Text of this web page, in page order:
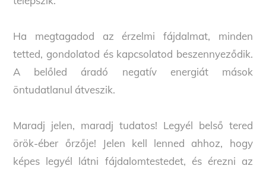
Ha megtagadod az érzelmi fájdalmat, minden
tetted, gondolatod és kapcsolatod beszennyeződik.
A belőled áradó negatív energiát mások
öntudatlanul átveszik.
Maradj jelen, maradj tudatos! Legyél belső tered
örök-éber őrzője! Jelen kell lenned ahhoz, hogy
képes legyél látni fájdalomtestedet, és érezni az